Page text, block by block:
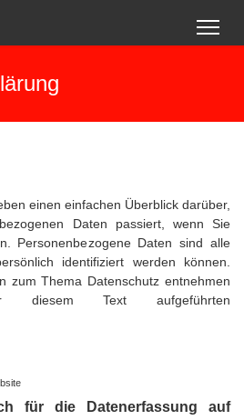
einen einfachen Überblick darüber,
Daten passiert, wenn Sie
Personenbezogene Daten sind alle
identifiziert werden können.
zum Thema Datenschutz entnehmen
diesem Text aufgeführten
für die Datenerfassung auf